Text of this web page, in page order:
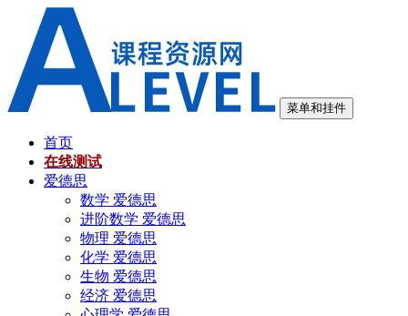
菜单和挂件
首页
在线测试
爱德思
数学 爱德思
进阶数学 爱德思
物理 爱德思
化学 爱德思
生物 爱德思
经济 爱德思